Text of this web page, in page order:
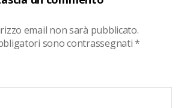
email non sarà pubblicato.
sono contrassegnati*